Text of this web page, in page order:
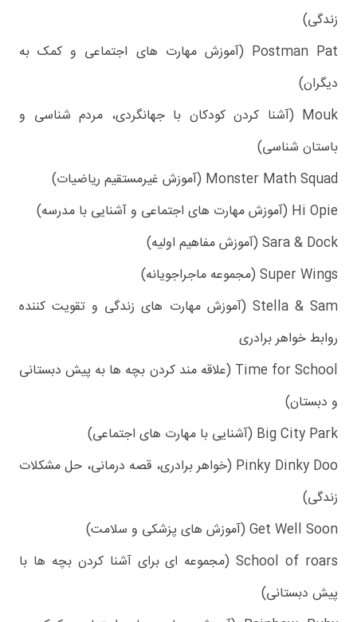
زندگی)
Postman Pat (آموزش مهارت های اجتماعی و کمک به
دیگران)
Mouk (آشنا کردن کودکان با جهانگردی، مردم شناسی و
باستان شناسی)
Monster Math Squad (آموزش غیرمستقیم ریاضیات)
Hi Opie (آموزش مهارت های اجتماعی و آشنایی با مدرسه)
Sara & Dock (آموزش مفاهیم اولیه)
Super Wings (مجموعه ماجراجویانه)
Stella & Sam (آموزش مهارت های زندگی و تقویت کننده
روابط خواهر برادری
Time for School (علاقه مند کردن بچه ها به پیش دبستانی
و دبستان)
Big City Park (آشنایی با مهارت های اجتماعی)
Pinky Dinky Doo (خواهر برادری، قصه درمانی، حل مشکلات
زندگی)
Get Well Soon (آموزش های پزشکی و سلامت)
School of roars (مجموعه ای برای آشنا کردن بچه ها با
پیش دبستانی)